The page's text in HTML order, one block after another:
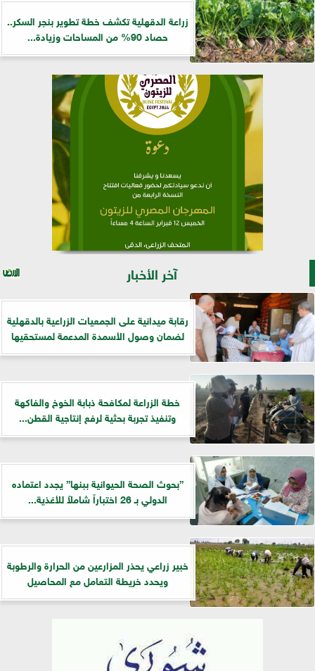
زراعة الدقهلية تكشف خطة تطوير بنجر السكر..
حصاد 90% من المساحات وزيادة...
آخر الأخبار
رقابة ميدانية على الجمعيات الزراعية بالدقهلية
لضمان وصول الأسمدة المدعمة لمستحقيها
خطة الزراعة لمكافحة ذبابة الخوخ والفاكهة
وتنفيذ تجربة بحثية لرفع إنتاجية القطن...
”بحوث الصحة الحيوانية ببنها” يجدد اعتماده
الدولي بـ 26 اختباراً شاملاً للأغذية...
خبير زراعي يحذر المزارعين من الحرارة والرطوبة
ويحدد خريطة التعامل مع المحاصيل